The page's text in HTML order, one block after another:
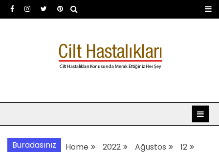
Skip
to
Dermatoloji uzmanı Dr.
Şafak Metekoğlu Akalın
Buradasınız Home 2022 Ağustos
12